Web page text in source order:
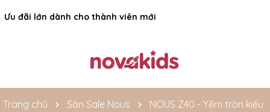
Ưu đãi lớn dành cho thành viên mới
Trang chủ Săn Sale Nous
NOUS Z40 - Yếm tròn kiểu